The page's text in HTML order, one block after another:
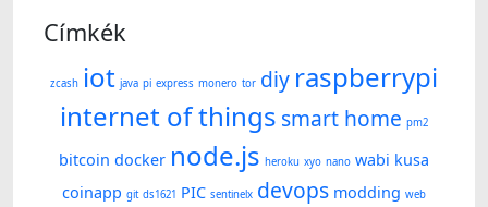
Címkék
zcash iot java pi express monero tor diy raspberrypi
internet of things smart home pm2
bitcoin docker node.js heroku xyo nano wabi kusa
coinapp git ds1621 PIC sentinelx devops modding web